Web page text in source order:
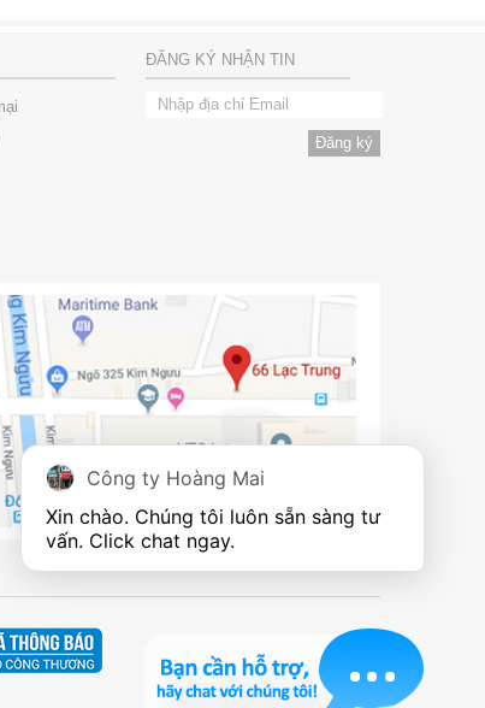
ĐĂNG KÝ NHẬN TIN
Công ty Hoàng Mai
Xin chào. Chúng tôi luôn sẵn sàng tư
vấn. Click chat ngay.